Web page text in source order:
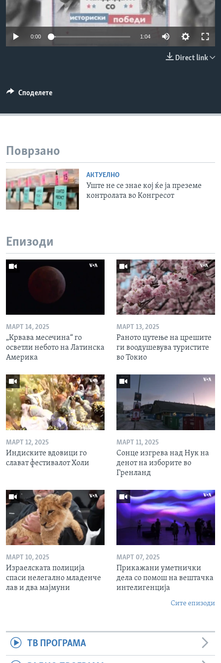
Јазици
0:00 1:04
Direct link
Споделете
Поврзано
АКТУЕЛНО
Уште не се знае кој ќе ја преземе
контролата во Конгресот
Епизоди
МАРТ 14, 2025
„Крвава месечина“ го
осветли небото на Латинска
Америка
МАРТ 13, 2025
Раното цутење на црешите
ги воодушевува туристите
во Токио
МАРТ 12, 2025
Индиските вдовици го
слават фестивалот Холи
МАРТ 11, 2025
Сонце изгрева над Нук на
денот на изборите во
Гренланд
МАРТ 10, 2025
Израелската полиција
спаси нелегално младенче
лав и два мајмуни
МАРТ 07, 2025
Прикажани уметнички
дела со помош на вештачка
интелигенција
Сите епизоди
ТВ ПРОГРАМА